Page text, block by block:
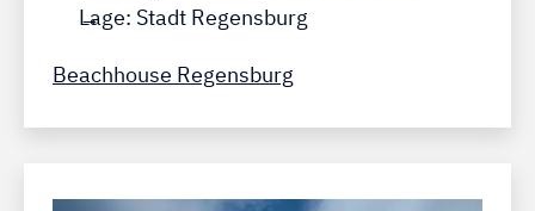
Lage: Stadt Regensburg
Beachhouse Regensburg